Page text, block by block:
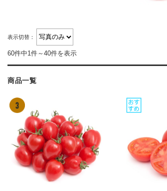
表示切替：
60件中1件～40件を表示
商品一覧